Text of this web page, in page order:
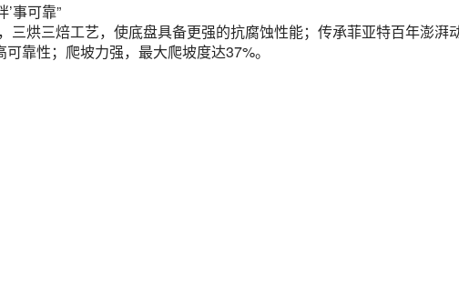
事可靠”
三烘三焙工艺，使底盘具备更强的抗腐蚀性能；传承菲亚特百年澎湃
靠性；爬坡力强，最大爬坡度达37%。